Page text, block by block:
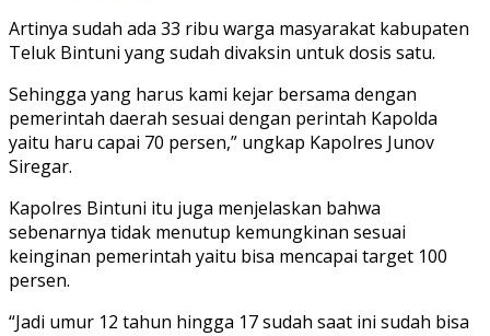
Artinya sudah ada 33 ribu warga masyarakat kabupaten
Teluk Bintuni yang sudah divaksin untuk dosis satu.
Sehingga yang harus kami kejar bersama dengan
pemerintah daerah sesuai dengan perintah Kapolda
yaitu haru capai 70 persen,” ungkap Kapolres Junov
Siregar.
Kapolres Bintuni itu juga menjelaskan bahwa
sebenarnya tidak menutup kemungkinan sesuai
keinginan pemerintah yaitu bisa mencapai target 100
persen.
“Jadi umur 12 tahun hingga 17 sudah saat ini sudah bisa